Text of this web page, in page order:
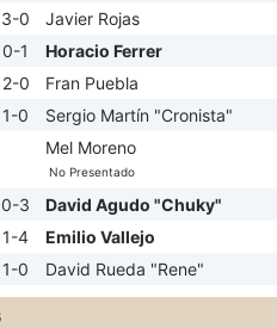
3-0
Javier Rojas
0-1
Horacio Ferrer
2-0
Fran Puebla
1-0
Sergio Martín "Cronista"
Mel Moreno
No Presentado
0-3
David Agudo "Chuky"
1-4
Emilio Vallejo
1-0 David Rueda "Rene"